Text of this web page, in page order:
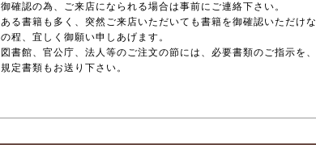
確認の為、ご来店になられる場合は事前にご連絡下さい。
る書籍も多く、突然ご来店いただいても書籍を御確認いただけ
程、宜しく御願い申しあげます。
書館、官公庁、法人等のご注文の節には、必要書類のご指示を
定書類もお送り下さい。